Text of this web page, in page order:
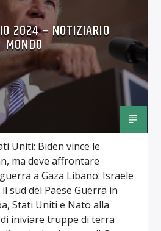
2024 – NOTIZIARIO
MONDO
Uniti: Biden vince le
ma deve affrontare
a Gaza Libano: Israele
sud del Paese Guerra in
Stati Uniti e Nato alla
iniviare truppe di terra